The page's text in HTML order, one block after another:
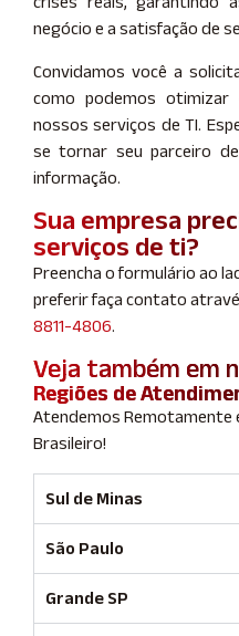
negócio e a satisfação de
Convidamos você a
como podemos
nossos serviços de TI.
se tornar seu parceiro
informação.
Sua empresa
serviços de ti?
Preencha o formulário ao
preferir faça contato
8811-4806.
Veja também em
Regiões de
Atendemos
Brasileiro!
Sul de Minas
São Paulo
Grande SP